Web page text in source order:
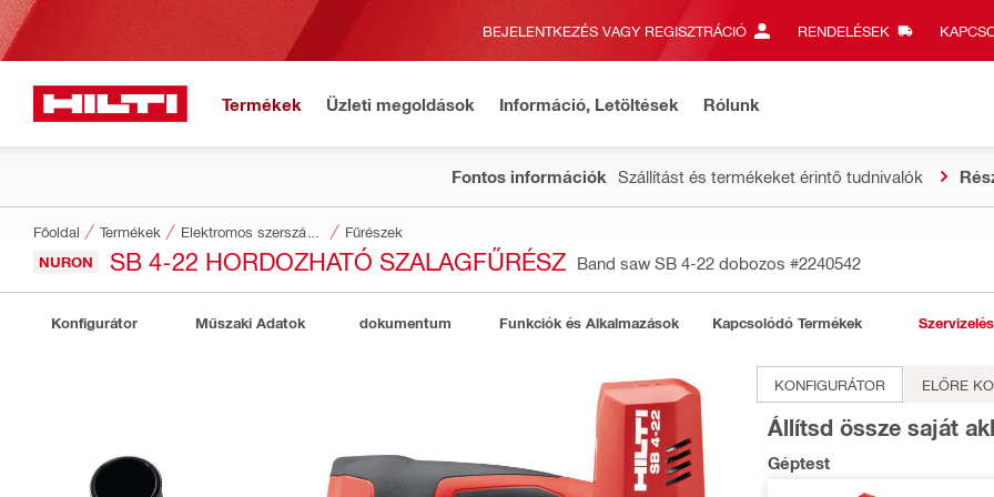
BEJELENTKEZÉS VAGY REGISZTRÁCIÓ RENDELÉSEK
Termékek Üzleti megoldások Információ, Letöltések Rólunk
Fontos információk Szállítást és termékeket érintő tudnivalók
Főoldal Termékek Fűrészek
NURON SB 4-22 HORDOZHATÓ SZALAGFŰRÉSZ Band saw SB 4-22 dobozos #2240542
Konfigurátor Műszaki Adatok dokumentum Funkciók és Alkalmazások Kapcsolódó Termékek Szervizelés
KONFIGURÁTOR ELŐRE
Állítsd össze saját
Géptest